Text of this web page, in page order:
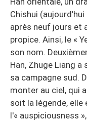
Chishui
après neuf jours et
propice. Ainsi, le «
son nom.
Han, Zhuge Liang
sa campagne sud.
monter au ciel, qui
soit la légende, elle
l'« auspiciousness